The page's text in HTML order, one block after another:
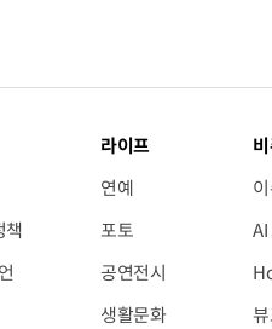
책
라이프
연예
포토
공연전시
생활문화